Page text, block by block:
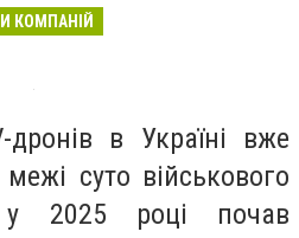
КОМПАНІЙ
дронів в Україні вже
суто військового
у 2025 році почав